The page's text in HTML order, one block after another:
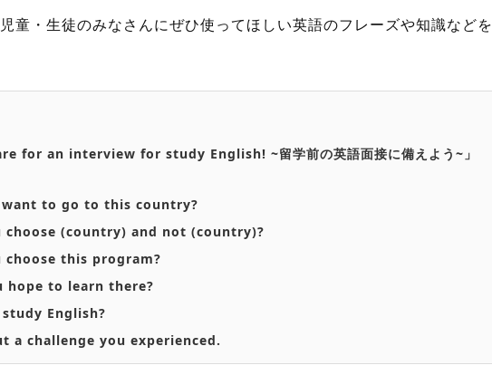
童・生徒のみなさんにぜひ使ってほしい英語のフレーズや知識などを
for an interview for study English! ~留学前の英語面接に備えよう~」
to go to this country?
(country) and not (country)?
choose this program?
hope to learn there?
English?
a challenge you experienced.